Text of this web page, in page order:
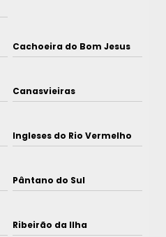
Cachoeira do Bom Jesus
Canasvieiras
Ingleses do Rio Vermelho
Pântano do Sul
Ribeirão da Ilha